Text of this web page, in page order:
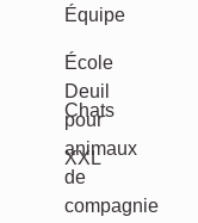
Naissance